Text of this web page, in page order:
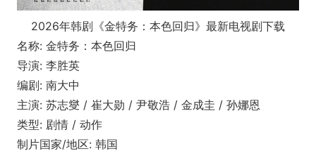
2026年韩剧《金特务：本色回归》最新电视剧下载
名称: 金特务：本色回归
导演: 李胜英
编剧: 南大中
主演: 苏志燮 / 崔大勋 / 尹敬浩 / 金成圭 / 孙娜恩
类型: 剧情 / 动作
制片国家/地区: 韩国